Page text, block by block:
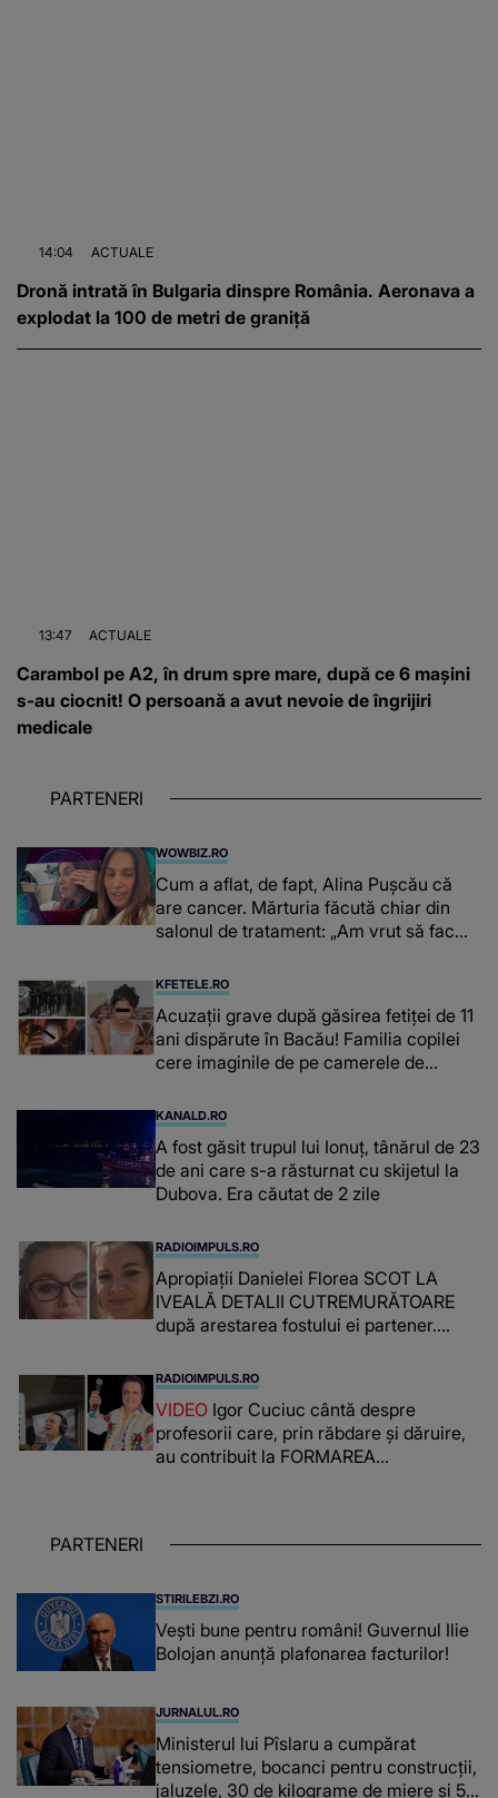
14:04 ACTUALE
Dronă intrată în Bulgaria dinspre România. Aeronava a
explodat la 100 de metri de graniță
13:47 ACTUALE
Carambol pe A2, în drum spre mare, după ce 6 mașini
s-au ciocnit! O persoană a avut nevoie de îngrijiri
medicale
PARTENERI
WOWBIZ.RO
Cum a aflat, de fapt, Alina Pușcău că
are cancer. Mărturia făcută chiar din
salonul de tratament: „Am vrut să fac
înțepe sânul”
KFETELE.RO
Acuzații grave după găsirea fetiței de 11
ani dispărute în Bacău! Familia copilei
cere imaginile de pe camerele de
mea...”
KANALD.RO
A fost găsit trupul lui Ionuț, tânărul de 23
de ani care s-a răsturnat cu skijetul la
Dubova. Era căutat de 2 zile
RADIOIMPULS.RO
Apropiații Danielei Florea SCOT LA
IVEALĂ DETALII CUTREMURĂTOARE
după arestarea fostului ei partener.
românca ucisă în Italia și ascunsă în
lada unui pat: " Îmi pare rău că nu am
reușit să fac mai mult pentru ea și..."
RADIOIMPULS.RO
VIDEO Igor Cuciuc cântă despre
profesorii care, prin răbdare și dăruire,
au contribuit la FORMAREA
chiar și după trecerea anilor: "De
PARTENERI
STIRILEBZI.RO
Vești bune pentru români! Guvernul Ilie
Bolojan anunță plafonarea facturilor!
JURNALUL.RO
Ministerul lui Pîslaru a cumpărat
tensiometre, bocanci pentru construcții,
jaluzele, 30 de kilograme de miere și 50